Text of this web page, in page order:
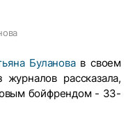
Булановав своем
рассказала,
бойфрендом - 33-